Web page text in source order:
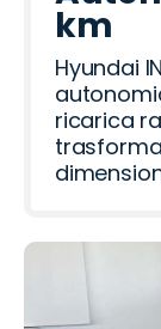
km
Hyundai
ricarica